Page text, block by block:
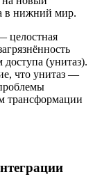
в нижний мир.
целостная
(унитаз).
что унитаз —
трансформации